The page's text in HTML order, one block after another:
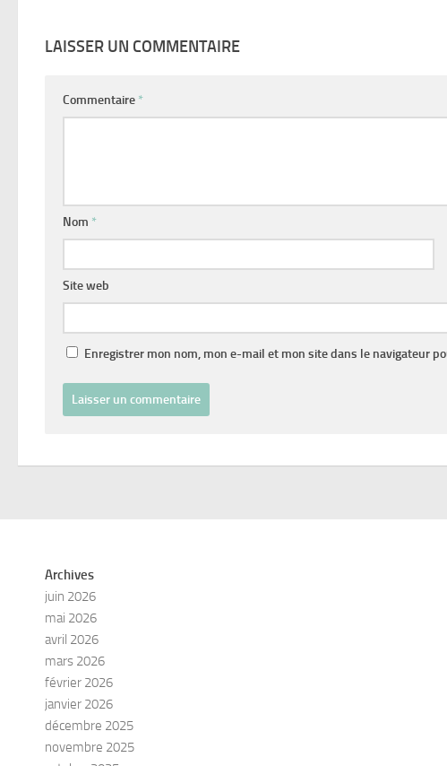
LAISSER UN COMMENTAIRE
Commentaire *
Nom *
Site web
Enregistrer mon nom, mon e-mail et mon site dans le navigateur
Archives
juin 2026
mai 2026
avril 2026
mars 2026
février 2026
janvier 2026
décembre 2025
novembre 2025